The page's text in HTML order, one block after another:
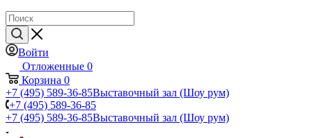
Войти
Отложенные 0
Корзина 0
+7 (495) 589-36-85Выставочный зал (Шоу рум)
+7 (495) 589-36-85
+7 (495) 589-36-85Выставочный зал (Шоу рум)